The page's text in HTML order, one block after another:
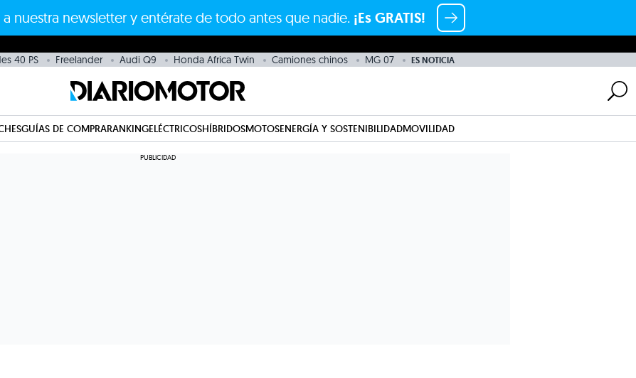
a nuestra newsletter y entérate de todo antes que nadie. ¡Es GRATIS!
40 PS Freelander Audi Q9 Honda Africa Twin Camiones chinos MG 07 ES NOTICIA
GUÍAS DE COMPRARANKINGELÉCTRICOSHÍBRIDOSMOTOSENERGÍA Y SOSTENIBILIDADMOVILIDAD